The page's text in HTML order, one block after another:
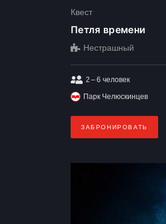
Квест
Петля времени
Нестрашный
2 – 6 человек
Парк Челюскинцев
ЗАБРОНИРОВАТЬ